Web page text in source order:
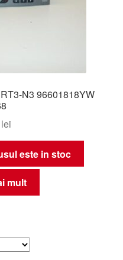
N3 96601818YW
lei
este in stoc
mult